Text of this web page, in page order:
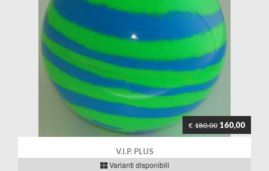
€ 180,00 160,00
V.I.P. PLUS
Varianti disponibili